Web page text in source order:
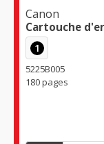
Canon
Cartouche
1
5225B005
180 pages